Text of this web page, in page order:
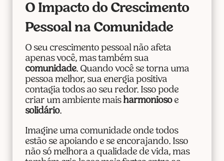
O Impacto do Crescimento
Pessoal na Comunidade
O seu crescimento pessoal não afeta
apenas você, mas também sua
comunidade. Quando você se torna uma
pessoa melhor, sua energia positiva
contagia todos ao seu redor. Isso pode
criar um ambiente mais harmoniosoe
solidário.
Imagine uma comunidade onde todos
estão se apoiando e se encorajando. Isso
não só melhora a qualidade de vida, mas